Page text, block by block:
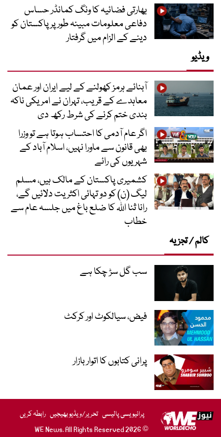
بھارتی فضائیہ کا ونگ کمانڈر حساس
دفاعی معلومات مبینہ طور پر پاکستان کو
دینے کے الزام میں گرفتار
ویڈیو
آبنائے ہرمز کھولنے کے لیے ایران اور عمان
معاہدے کے قریب، تہران نے امریکی ناکہ
بندی ختم کرنے کی شرط رکھ دی
اگر عام آدمی کا احتساب ہوتا ہے تو وزرا
بھی قانون سے ماورا نہیں، اسلام آباد کے
شہریوں کی رائے
کشمیری پاکستان کے مالک ہیں، مسلم
لیگ (ن) کو دو تہائی اکثریت دلائیں گے،
رانا ثنا اللہ کا ضلع باغ میں جلسہ عام سے
خطاب
کالم / تجزیہ
سب گل سڑ چکا ہے
فیض، سیالکوٹ اور کرکٹ
پرانی کتابوں کا اتوار بازار
پرائیویسی پالیسی تحریر/ویڈیو بھیجیں رابطہ کریں
© 2026 WE News. All Rights Reserved